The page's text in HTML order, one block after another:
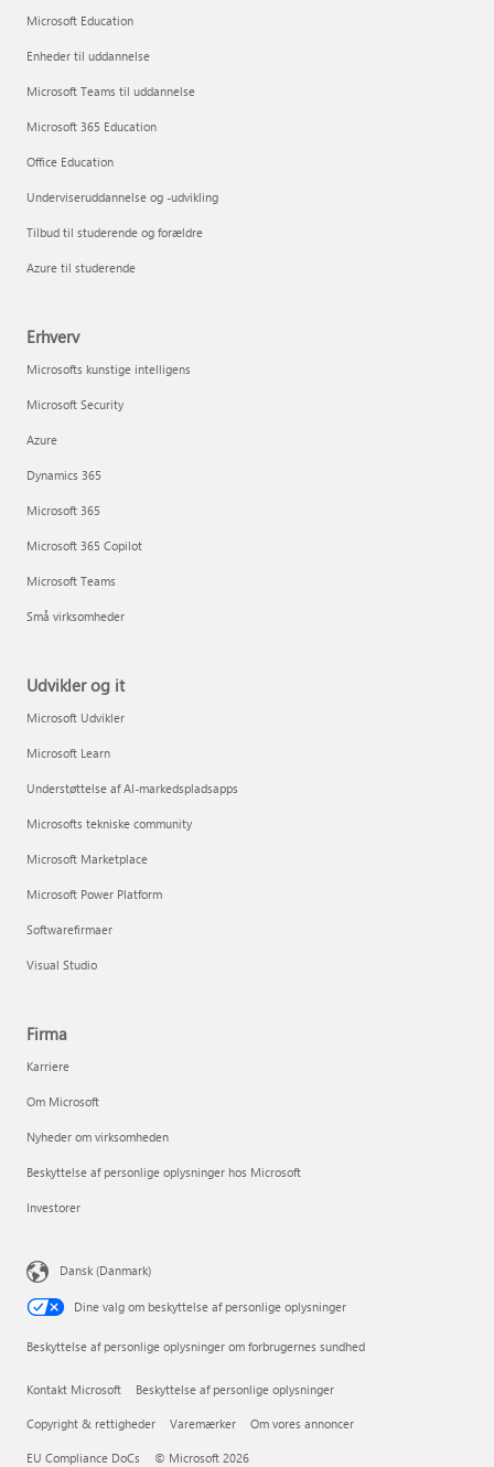
Microsoft Education
Enheder til uddannelse
Microsoft Teams til uddannelse
Microsoft 365 Education
Office Education
Underviseruddannelse og -udvikling
Tilbud til studerende og forældre
Azure til studerende
Erhverv
Microsofts kunstige intelligens
Microsoft Security
Azure
Dynamics 365
Microsoft 365
Microsoft 365 Copilot
Microsoft Teams
Små virksomheder
Udvikler og it
Microsoft Udvikler
Microsoft Learn
Understøttelse af AI-markedspladsapps
Microsofts tekniske community
Microsoft Marketplace
Microsoft Power Platform
Softwarefirmaer
Visual Studio
Firma
Karriere
Om Microsoft
Nyheder om virksomheden
Beskyttelse af personlige oplysninger hos Microsoft
Investorer
Dansk (Danmark)
Dine valg om beskyttelse af personlige oplysninger
Beskyttelse af personlige oplysninger om forbrugernes sundhed
Kontakt Microsoft Beskyttelse af personlige oplysninger
Copyright & rettigheder Varemærker Om vores annoncer
EU Compliance DoCs © Microsoft 2026